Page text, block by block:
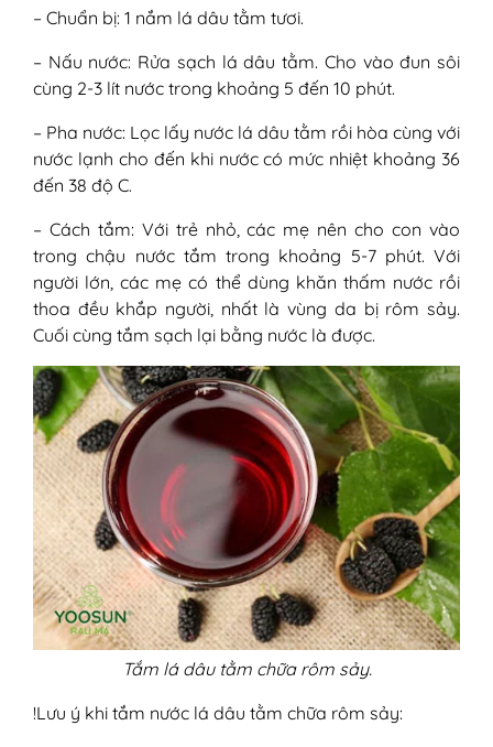
– Chuẩn bị: 1 nắm lá dâu tằm tươi.
– Nấu nước: Rửa sạch lá dâu tằm. Cho vào đun sôi
cùng 2-3 lít nước trong khoảng 5 đến 10 phút.
– Pha nước: Lọc lấy nước lá dâu tằm rồi hòa cùng với
nước lạnh cho đến khi nước có mức nhiệt khoảng 36
đến 38 độ C.
– Cách tắm: Với trẻ nhỏ, các mẹ nên cho con vào
trong chậu nước tắm trong khoảng 5-7 phút. Với
người lớn, các mẹ có thể dùng khăn thấm nước rồi
thoa đều khắp người, nhất là vùng da bị rôm sảy.
Cuối cùng tắm sạch lại bằng nước là được.
Tắm lá dâu tằm chữa rôm sảy.
!Lưu ý khi tắm nước lá dâu tằm chữa rôm sảy: